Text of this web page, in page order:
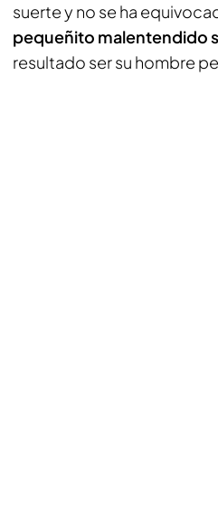
suerte y no se ha
pequeñito malentendido
resultado ser su hombre